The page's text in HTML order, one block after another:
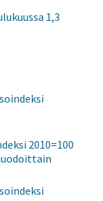
1,3
2010=100